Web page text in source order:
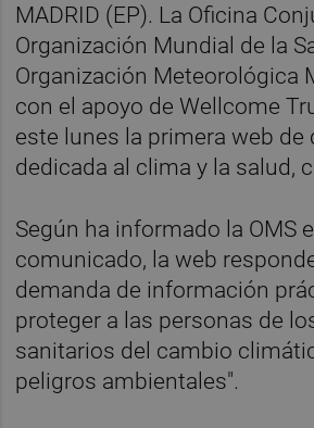
MADRID (EP). La Oficina
Organización Mundial de la
Organización Meteorológica
con el apoyo de Wellcome
este lunes la primera web
dedicada al clima y la salud,
Según ha informado la OMS
comunicado, la web
demanda de información
proteger a las personas de
sanitarios del cambio
peligros ambientales".